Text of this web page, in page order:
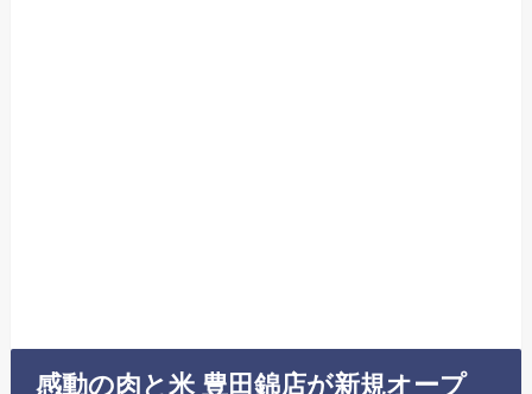
感動の肉と米 豊田錦店が新規オープ